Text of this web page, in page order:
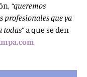
“queremos
que ya
todas”a que se den